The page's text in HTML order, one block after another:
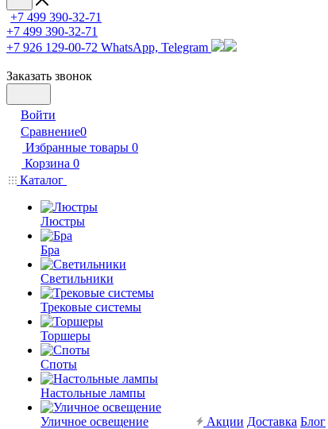
+7 499 390-32-71
+7 499 390-32-71
+7 926 129-00-72 WhatsApp, Telegram
Заказать звонок
Войти
Сравнение0
Избранные товары 0
Корзина 0
Каталог
Люстры
Бра
Светильники
Трековые системы
Торшеры
Споты
Настольные лампы
Уличное освещение Акции Доставка Блог